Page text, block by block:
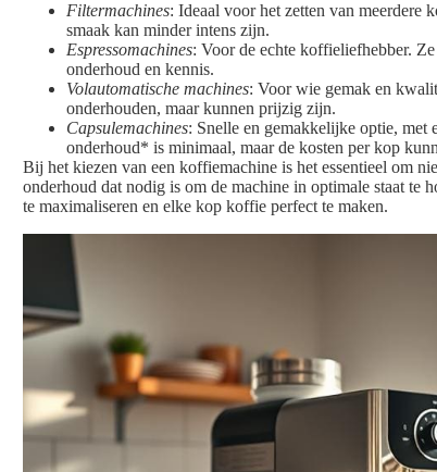
Filtermachines: Ideaal voor het zetten van
smaak kan minder intens zijn.
Espressomachines: Voor de echte koffieliefhebber.
onderhoud en kennis.
Volautomatische machines: Voor wie gemak en
onderhouden, maar kunnen prijzig zijn.
Capsulemachines: Snelle en gemakkelijke optie, met
onderhoud* is minimaal, maar de kosten per kop
Bij het kiezen van een koffiemachine is het essentieel om
onderhoud dat nodig is om de machine in optimale staat te
te maximaliseren en elke kop koffie perfect te maken.